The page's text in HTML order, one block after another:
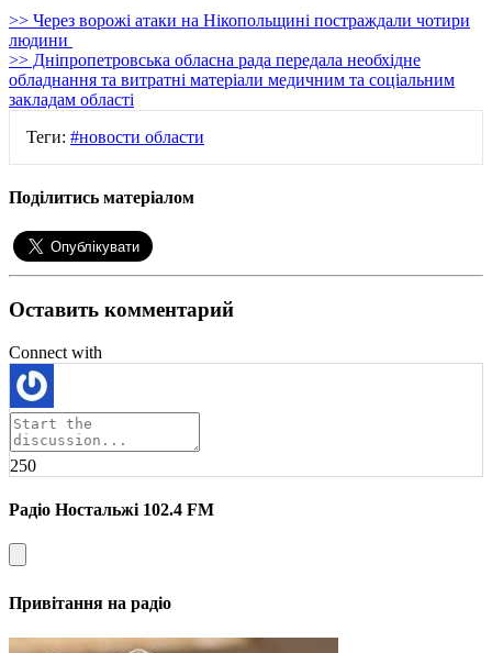
>> Через ворожі атаки на Нікопольщині постраждали чотири
людини
>> Дніпропетровська обласна рада передала необхідне
обладнання та витратні матеріали медичним та соціальним
закладам області
Теги: #новости области
Поділитись матеріалом
Оставить комментарий
Connect with
250
Радіо Ностальжі 102.4 FM
Привітання на радіо